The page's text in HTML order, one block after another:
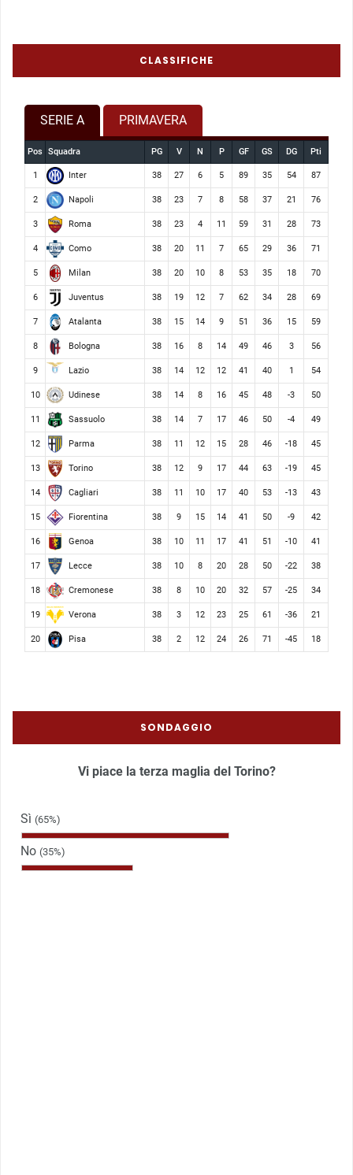
CLASSIFICHE
SERIE A PRIMAVERA
Pos Squadra PG V N P GF GS DG Pti
1 Inter 38 27 6 5 89 35 54 87
2 Napoli 38 23 7 8 58 37 21 76
3 Roma 38 23 4 11 59 31 28 73
4 Como 38 20 11 7 65 29 36 71
5 Milan 38 20 10 8 53 35 18 70
6 Juventus 38 19 12 7 62 34 28 69
7 Atalanta 38 15 14 9 51 36 15 59
8 Bologna 38 16 8 14 49 46 3 56
9 Lazio 38 14 12 12 41 40 1 54
10 Udinese 38 14 8 16 45 48 -3 50
11 Sassuolo 38 14 7 17 46 50 -4 49
12 Parma 38 11 12 15 28 46 -18 45
13 Torino 38 12 9 17 44 63 -19 45
14 Cagliari 38 11 10 17 40 53 -13 43
15 Fiorentina 38 9 15 14 41 50 -9 42
16 Genoa 38 10 11 17 41 51 -10 41
17 Lecce 38 10 8 20 28 50 -22 38
18 Cremonese 38 8 10 20 32 57 -25 34
19 Verona 38 3 12 23 25 61 -36 21
20 Pisa 38 2 12 24 26 71 -45 18
SONDAGGIO
Vi piace la terza maglia del Torino?
Sì (65%)
No (35%)